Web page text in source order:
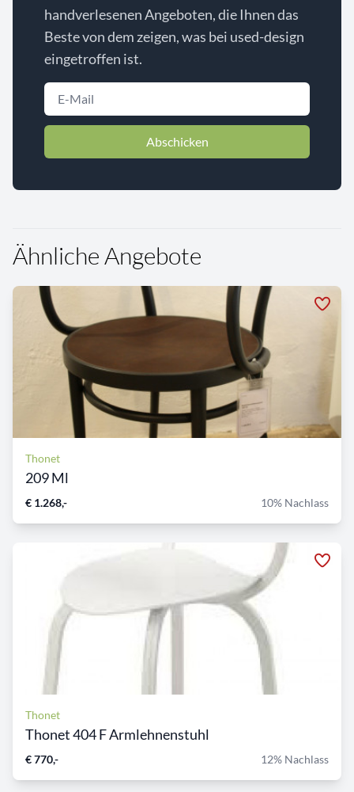
handverlesenen Angeboten, die Ihnen das
Beste von dem zeigen, was bei used-design
eingetroffen ist.
Abschicken
Ähnliche Angebote
Thonet
209 Ml
€ 1.268,- 10% Nachlass
Thonet
Thonet 404 F Armlehnenstuhl
€ 770,- 12% Nachlass